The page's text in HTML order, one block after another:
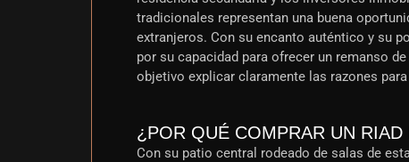
tradicionales representan una buena
extranjeros. Con su encanto auténtico y su
por su capacidad para ofrecer un remanso
objetivo explicar claramente las razones para
¿POR QUÉ COMPRAR UN
Con su patio central rodeado de salas de